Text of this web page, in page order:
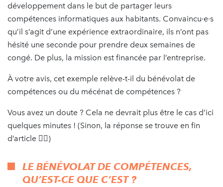
développement dans le but de partager leurs
compétences informatiques aux habitants. Convaincu·e·s
qu’il s’agit d’une expérience extraordinaire, ils n’ont pas
hésité une seconde pour prendre deux semaines de
congé. De plus, la mission est financée par l’entreprise.
À votre avis, cet exemple relève-t-il du bénévolat de
compétences ou du mécénat de compétences ?
Vous avez un doute ? Cela ne devrait plus être le cas d’ici
quelques minutes ! (Sinon, la réponse se trouve en fin
d’article 👇🏽)
LE BÉNÉVOLAT DE COMPÉTENCES,
QU’EST-CE QUE C’EST ?